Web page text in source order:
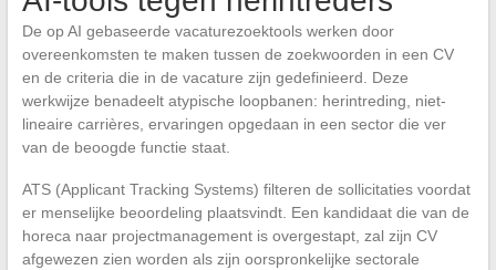
De op AI gebaseerde vacaturezoektools werken door
overeenkomsten te maken tussen de zoekwoorden in een CV
en de criteria die in de vacature zijn gedefinieerd. Deze
werkwijze benadeelt atypische loopbanen: herintreding, niet-
lineaire carrières, ervaringen opgedaan in een sector die ver
van de beoogde functie staat.
ATS (Applicant Tracking Systems) filteren de sollicitaties voordat
er menselijke beoordeling plaatsvindt. Een kandidaat die van de
horeca naar projectmanagement is overgestapt, zal zijn CV
afgewezen zien worden als zijn oorspronkelijke sectorale